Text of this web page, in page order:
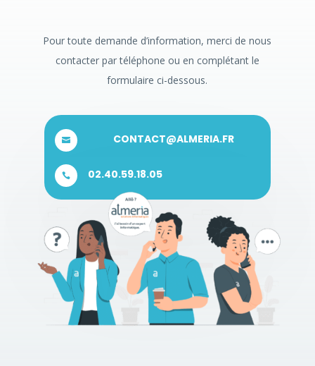
Pour toute demande d’information, merci de nous
contacter par téléphone ou en complétant le
formulaire ci-dessous.
 CONTACT@ALMERIA.FR
 02.40.59.18.05